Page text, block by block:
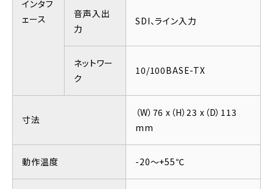
インタフ
ェース
音声入出
力
SDI、ライン入力
ネットワー
ク
10/100BASE-TX
寸法
（W）76 x（H）23 x（D）113
mm
動作温度 -20～+55℃